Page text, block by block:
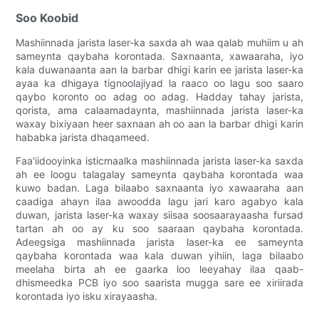
Soo Koobid
Mashiinnada jarista laser-ka saxda ah waa qalab muhiim u ah
sameynta qaybaha korontada. Saxnaanta, xawaaraha, iyo
kala duwanaanta aan la barbar dhigi karin ee jarista laser-ka
ayaa ka dhigaya tignoolajiyad la raaco oo lagu soo saaro
qaybo koronto oo adag oo adag. Hadday tahay jarista,
qorista, ama calaamadaynta, mashiinnada jarista laser-ka
waxay bixiyaan heer saxnaan ah oo aan la barbar dhigi karin
hababka jarista dhaqameed.
Faa'iidooyinka isticmaalka mashiinnada jarista laser-ka saxda
ah ee loogu talagalay sameynta qaybaha korontada waa
kuwo badan. Laga bilaabo saxnaanta iyo xawaaraha aan
caadiga ahayn ilaa awoodda lagu jari karo agabyo kala
duwan, jarista laser-ka waxay siisaa soosaarayaasha fursad
tartan ah oo ay ku soo saaraan qaybaha korontada.
Adeegsiga mashiinnada jarista laser-ka ee sameynta
qaybaha korontada waa kala duwan yihiin, laga bilaabo
meelaha birta ah ee gaarka loo leeyahay ilaa qaab-
dhismeedka PCB iyo soo saarista mugga sare ee xiriirada
korontada iyo isku xirayaasha.